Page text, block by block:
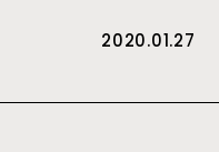
2020.01.27